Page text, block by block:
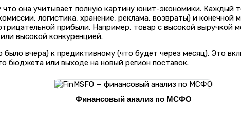
она учитывает полную картину юнит-экономики. Каждый
логистика, хранение, реклама, возвраты) и конечной
прибыли. Например, товар с высокой
высокой конкуренцией.
вчера) к предиктивному (что будет через месяц). Это
бюджета или выходе на новый регион поставок.
Финансовый анализ по МСФО